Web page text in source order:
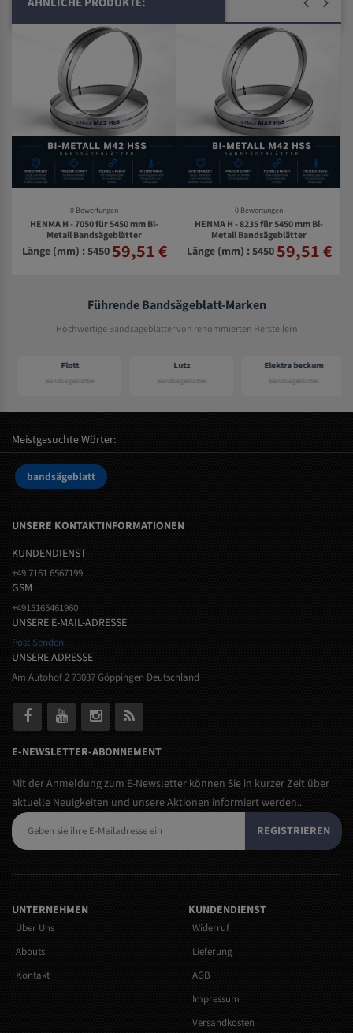
0 Bewertungen
HENMA H - 7050 für 5450 mm Bi-
Metall Bandsägeblätter
Länge (mm) : 545059,51 €
0 Bewertungen
HENMA H - 8235 für 5450 mm Bi-
Metall Bandsägeblätter
Länge (mm) : 545059,51 €
Führende Bandsägeblatt-Marken
Hochwertige Bandsägeblätter von renommierten Herstellern
Flott
Bandsägeblätter
Lutz
Bandsägeblätter
Elektra beckum
Bandsägeblätter
Meistgesuchte Wörter:
bandsägeblatt
UNSERE KONTAKTINFORMATIONEN
KUNDENDIENST
+49 7161 6567199
GSM
+4915165461960
UNSERE E-MAIL-ADRESSE
Post Senden
UNSERE ADRESSE
Am Autohof 2 73037 Göppingen Deutschland
E-NEWSLETTER-ABONNEMENT
Mit der Anmeldung zum E-Newsletter können Sie in kurzer Zeit über
aktuelle Neuigkeiten und unsere Aktionen informiert werden..
REGISTRIEREN
UNTERNEHMEN
Über Uns
Abouts
Kontakt
KUNDENDIENST
Widerruf
Lieferung
AGB
Impressum
Versandkosten